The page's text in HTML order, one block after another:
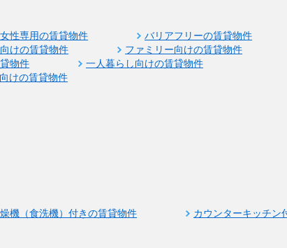
性専用の賃貸物件
バリアフリーの賃貸物件
けの賃貸物件 ファミリー向けの賃貸物件
物件
一人暮らし向けの賃貸物件
けの賃貸物件
機（食洗機）付きの賃貸物件
カウンターキッチン